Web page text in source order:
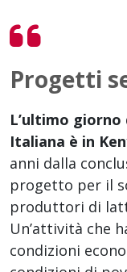
Progetti
L’ultimo
Italiana è in
anni dalla
progetto per il
produttori di
Un’attività che
condizioni